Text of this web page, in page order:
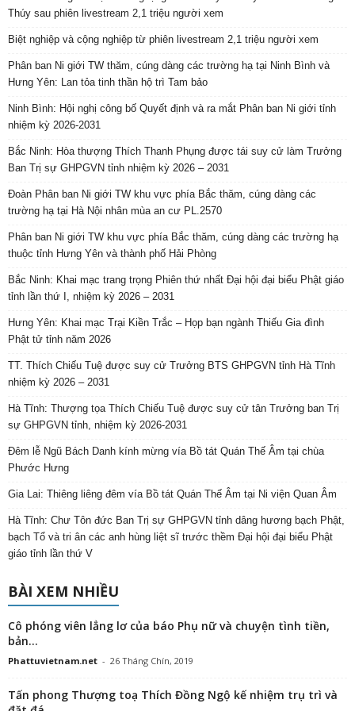
Thúy sau phiên livestream 2,1 triệu người xem
Biệt nghiệp và cộng nghiệp từ phiên livestream 2,1 triệu người xem
Phân ban Ni giới TW thăm, cúng dàng các trường hạ tại Ninh Bình và
Hưng Yên: Lan tỏa tinh thần hộ trì Tam bảo
Ninh Bình: Hội nghị công bố Quyết định và ra mắt Phân ban Ni giới tỉnh
nhiệm kỳ 2026-2031
Bắc Ninh: Hòa thượng Thích Thanh Phụng được tái suy cử làm Trưởng
Ban Trị sự GHPGVN tỉnh nhiệm kỳ 2026 – 2031
Đoàn Phân ban Ni giới TW khu vực phía Bắc thăm, cúng dàng các
trường hạ tại Hà Nội nhân mùa an cư PL.2570
Phân ban Ni giới TW khu vực phía Bắc thăm, cúng dàng các trường hạ
thuộc tỉnh Hưng Yên và thành phố Hải Phòng
Bắc Ninh: Khai mạc trang trọng Phiên thứ nhất Đại hội đại biểu Phật giáo
tỉnh lần thứ I, nhiệm kỳ 2026 – 2031
Hưng Yên: Khai mạc Trại Kiền Trắc – Họp bạn ngành Thiếu Gia đình
Phật tử tỉnh năm 2026
TT. Thích Chiếu Tuệ được suy cử Trưởng BTS GHPGVN tỉnh Hà Tĩnh
nhiệm kỳ 2026 – 2031
Hà Tĩnh: Thượng tọa Thích Chiếu Tuệ được suy cử tân Trưởng ban Trị
sự GHPGVN tỉnh, nhiệm kỳ 2026-2031
Đêm lễ Ngũ Bách Danh kính mừng vía Bồ tát Quán Thế Âm tại chùa
Phước Hưng
Gia Lai: Thiêng liêng đêm vía Bồ tát Quán Thế Âm tại Ni viện Quan Âm
Hà Tĩnh: Chư Tôn đức Ban Trị sự GHPGVN tỉnh dâng hương bạch Phật,
bạch Tổ và tri ân các anh hùng liệt sĩ trước thềm Đại hội đại biểu Phật
giáo tỉnh lần thứ V
BÀI XEM NHIỀU
Cô phóng viên lẳng lơ của báo Phụ nữ và chuyện tình tiền,
bản...
Phattuvietnam.net - 26 Tháng Chín, 2019
Tấn phong Thượng toạ Thích Đồng Ngộ kế nhiệm trụ trì và